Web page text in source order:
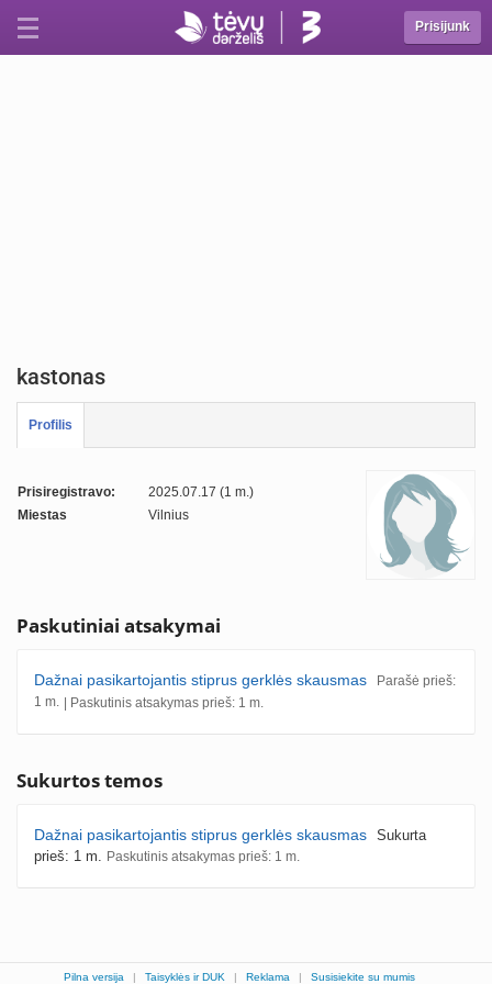
Prisijunk
kastonas
Profilis
Prisiregistravo:
2025.07.17 (1 m.)
Miestas
Vilnius
Paskutiniai atsakymai
Dažnai pasikartojantis stiprus gerklės skausmas Parašė prieš:
1 m. | Paskutinis atsakymas prieš: 1 m.
Sukurtos temos
Dažnai pasikartojantis stiprus gerklės skausmas Sukurta
prieš: 1 m. Paskutinis atsakymas prieš: 1 m.
Pilna versija | Taisyklės ir DUK | Reklama | Susisiekite su mumis